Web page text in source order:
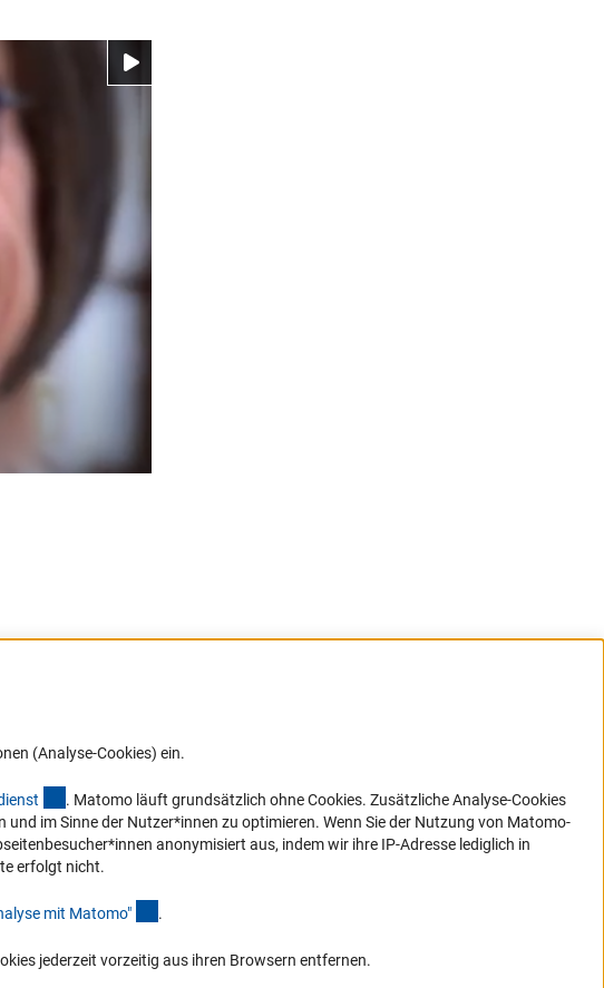
schauen Sie sich
an.
(Analyse-Cookies) ein.
t (externer Link)
. Matomo läuft grundsätzlich ohne Cookies. Zusätzliche Analyse-Cookies
im Sinne der Nutzer*innen zu optimieren. Wenn Sie der Nutzung von Matomo-
anonymisiert aus, indem wir ihre IP-Adresse lediglich in
erfolgt nicht.
mit Matomo" .
jederzeit vorzeitig aus ihren Browsern entfernen.